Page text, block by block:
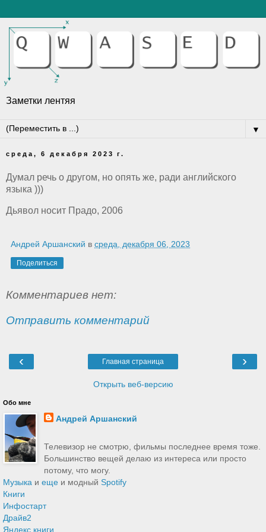
Заметки лентяя
▼
среда, 6 декабря 2023 г.
Думал речь о другом, но опять же, ради английского
языка )))
Дьявол носит Прадо, 2006
Андрей Аршанский в среда, декабря 06, 2023
Поделиться
Комментариев нет:
Отправить комментарий
‹ ›
Главная страница
Открыть веб-версию
Обо мне
Андрей Аршанский
Телевизор не смотрю, фильмы последнее время тоже.
Большинство вещей делаю из интереса или просто
потому, что могу.
Музыка и еще и модный Spotify
Книги
Инфостарт
Драйв2
Яндекс книги